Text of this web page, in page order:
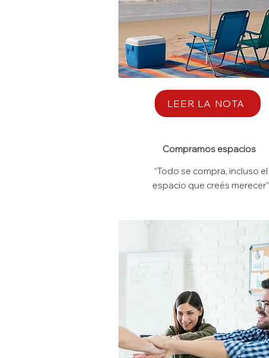
LEER LA NOTA
Compramos espacios
“Todo se compra, incluso el
espacio que creés merecer”